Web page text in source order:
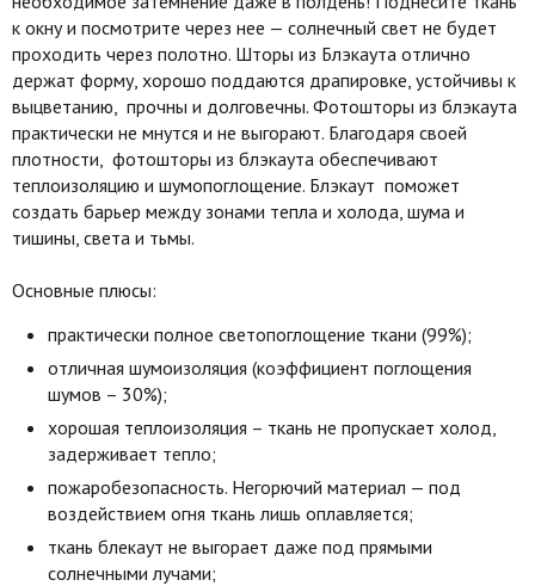
к окну и посмотрите через нее — солнечный свет не будет
проходить через полотно. Шторы из Блэкаута отлично
держат форму, хорошо поддаются драпировке, устойчивы к
выцветанию, прочны и долговечны. Фотошторы из блэкаута
практически не мнутся и не выгорают. Благодаря своей
плотности, фотошторы из блэкаута обеспечивают
теплоизоляцию и шумопоглощение. Блэкаут поможет
создать барьер между зонами тепла и холода, шума и
тишины, света и тьмы.
Основные плюсы:
практически полное светопоглощение ткани (99%);
отличная шумоизоляция (коэффициент поглощения
шумов – 30%);
хорошая теплоизоляция – ткань не пропускает холод,
задерживает тепло;
пожаробезопасность. Негорючий материал — под
воздействием огня ткань лишь оплавляется;
ткань блекаут не выгорает даже под прямыми
солнечными лучами;